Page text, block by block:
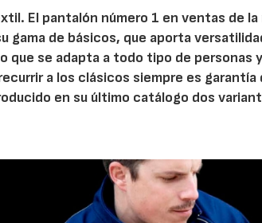
El pantalón número 1 en ventas de
gama de básicos, que aporta
se adapta a todo tipo de personas
a los clásicos siempre es garantía
en su último catálogo dos